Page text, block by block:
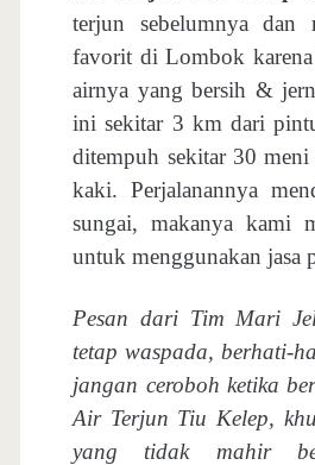
terjun sebelumnya dan
favorit di Lombok
airnya yang bersih &
ini sekitar 3 km dari
ditempuh sekitar 30
kaki. Perjalanannya
sungai, makanya kami
untuk menggunakan jasa
Pesan dari Tim Mari
tetap waspada, berhati-
jangan ceroboh ketika
Air Terjun Tiu Kelep,
yang tidak mahir